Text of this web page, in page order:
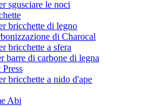
sgusciare le noci
bricchette di legno
di Charocal
bricchette a sfera
barre di carbone di legna
Press
bricchette a nido d'ape
Abi